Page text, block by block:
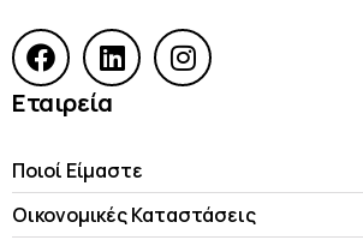
Εταιρεία
Ποιοί Είμαστε
Οικονομικές Kαταστάσεις